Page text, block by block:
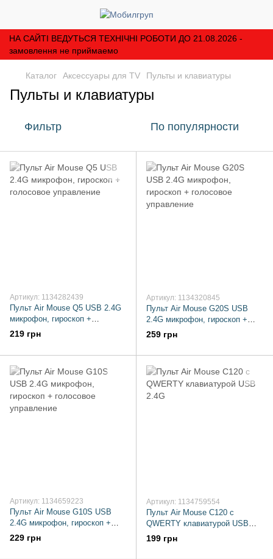
НА САЙТІ ВЕДУТЬСЯ ТЕХНІЧНІ РОБОТИ ДО 21.08.2026 -
замовлення не приймаемо
Каталог Аксессуары для TV Пульты и клавиатуры
Пульты и клавиатуры
Фильтр По популярности
Артикул: 1134282439
Пульт Air Mouse Q5 USB 2.4G
микрофон, гироскоп +
голосовое управление
219 грн
Артикул: 1134320845
Пульт Air Mouse G20S USB
2.4G микрофон, гироскоп +
голосовое управление
259 грн
Артикул: 1134659223
Пульт Air Mouse G10S USB
2.4G микрофон, гироскоп +
голосовое управление
229 грн
Артикул: 1134759554
Пульт Air Mouse C120 с
QWERTY клавиатурой USB
2.4G
199 грн